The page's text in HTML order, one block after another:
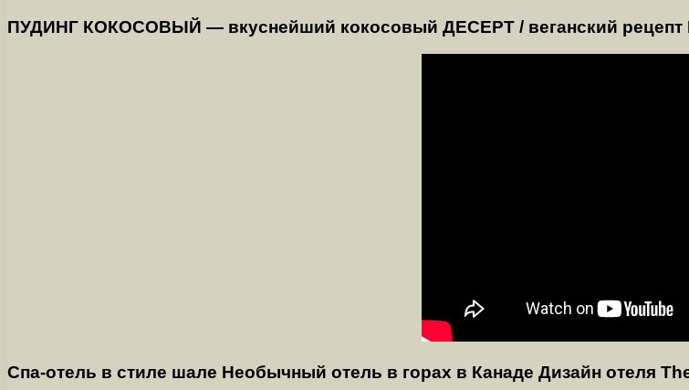
ПУДИНГ КОКОСОВЫЙ — вкуснейший кокосовый ДЕСЕРТ / веганский рецепт
Спа-отель в стиле шале Необычный отель в горах в Канаде Дизайн отеля